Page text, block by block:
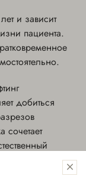
и зависит
пациента.
добиться
сочетает